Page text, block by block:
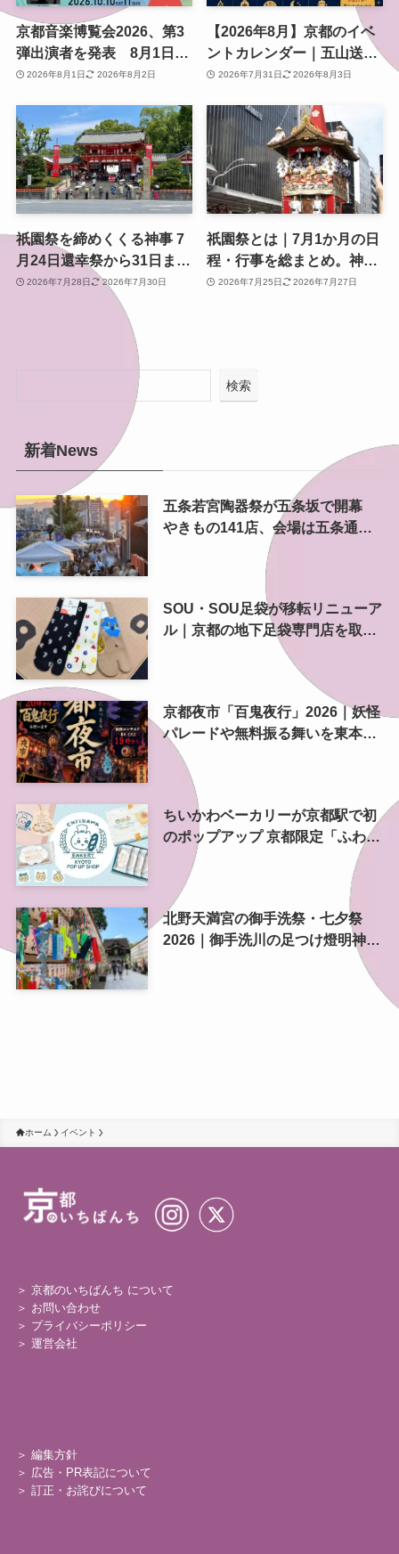
京都音楽博覧会2026、第3
弾出演者を発表 8月1日か
らチケット2次プレオーダ
開催
2026年8月1日 2026年8月2日
【2026年8月】京都のイベ
ントカレンダー｜五山送り
火・お盆行事・夏のおでか
2026年7月31日 2026年8月3日
祇園祭を締めくくる神事 7
月24日還幸祭から31日まで
のスケジュールと見どころ
2026年7月28日 2026年7月30日
祇園祭とは｜7月1か月の日
程・行事を総まとめ。神幸
祭・山鉾巡行・還幸祭まで
2026年7月25日 2026年7月27日
検索
新着News
五条若宮陶器祭が五条坂で開幕
やきもの141店、会場は五条通の
SOU・SOU足袋が移転リニューア
ル｜京都の地下足袋専門店を取
材、人気商品や京都土産も紹介
京都夜市「百鬼夜行」2026｜妖怪
パレードや無料振る舞いを東本願
寺前で開催
ちいかわベーカリーが京都駅で初
のポップアップ 京都限定「ふわふ
わおたべキャラメル」も、8月13
日から
北野天満宮の御手洗祭・七夕祭
2026｜御手洗川の足つけ燈明神事
ホーム イベント
＞ 京都のいちばんち について
＞ お問い合わせ
＞ プライバシーポリシー
＞ 運営会社
＞ 編集方針
＞ 広告・PR表記について
＞ 訂正・お詫びについて